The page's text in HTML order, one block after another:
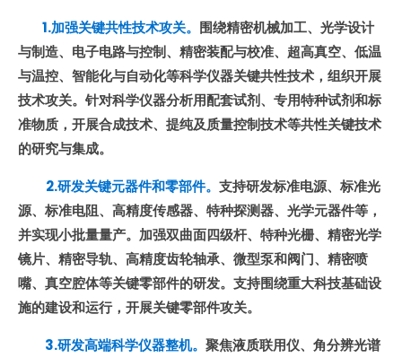
1.加强关键共性技术攻关。 围绕精密机械加工、光学设计
与制造、电子电路与控制、精密装配与校准、超高真空、低温
与温控、智能化与自动化等科学仪器关键共性技术，组织开展
技术攻关。针对科学仪器分析用配套试剂、专用特种试剂和标
准物质，开展合成技术、提纯及质量控制技术等共性关键技术
的研究与集成。
2.研发关键元器件和零部件。 支持研发标准电源、标准光
源、标准电阻、高精度传感器、特种探测器、光学元器件等，
并实现小批量量产。加强双曲面四级杆、特种光栅、精密光学
镜片、精密导轨、高精度齿轮轴承、微型泵和阀门、精密喷
嘴、真空腔体等关键零部件的研发。支持围绕重大科技基础设
施的建设和运行，开展关键零部件攻关。
3.研发高端科学仪器整机。 聚焦液质联用仪、角分辨光谱